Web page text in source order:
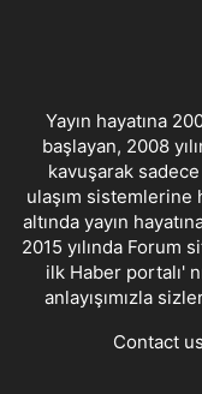
Yayın hayatına
başlayan, 2008
kavuşarak
ulaşım sistemlerine
altında yayın
2015 yılında Forum
ilk Haber portalı'
anlayışımızla
Contact